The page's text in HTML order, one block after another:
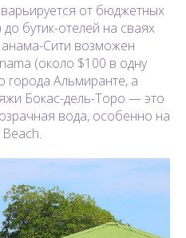
от бюджетных
бутик-отелей на сваях
Сити возможен
(около $100 в одну
города Альмиранте, а
Бокас-дель-Торо — это
вода, особенно на